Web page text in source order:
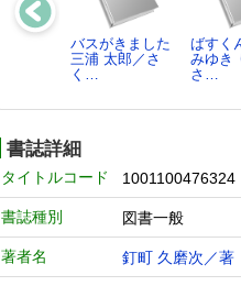
バスがきました
三浦 太郎／さ
く…
ばすく
みゆき
さ…
書誌詳細
タイトルコード 1001100476324
書誌種別 図書一般
著者名 釘町 久磨次／著